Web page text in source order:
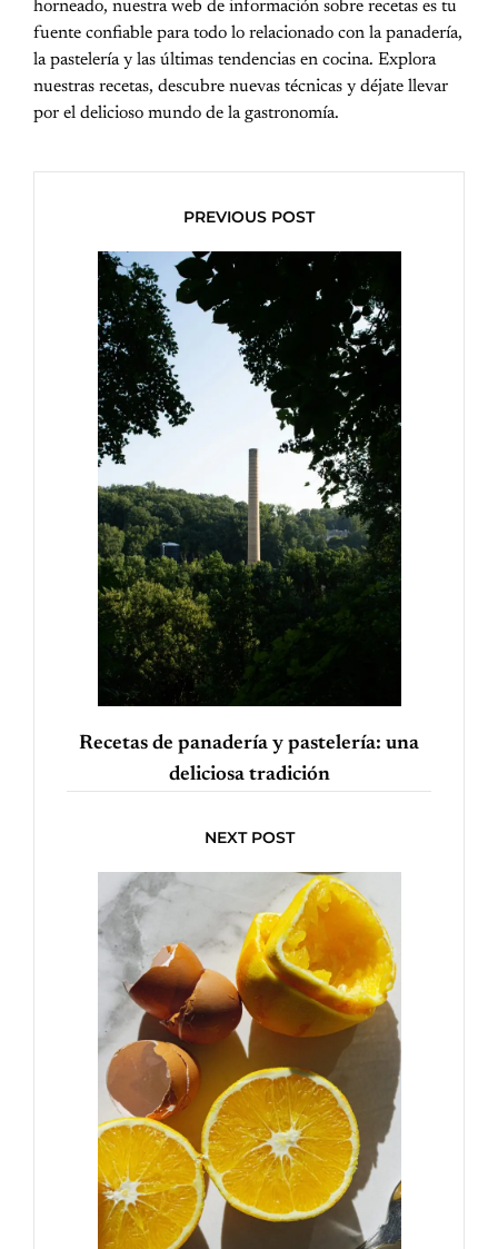
horneado, nuestra web de información sobre recetas es tu
fuente confiable para todo lo relacionado con la panadería,
la pastelería y las últimas tendencias en cocina. Explora
nuestras recetas, descubre nuevas técnicas y déjate llevar
por el delicioso mundo de la gastronomía.
PREVIOUS POST
Recetas de panadería y pastelería: una
deliciosa tradición
NEXT POST